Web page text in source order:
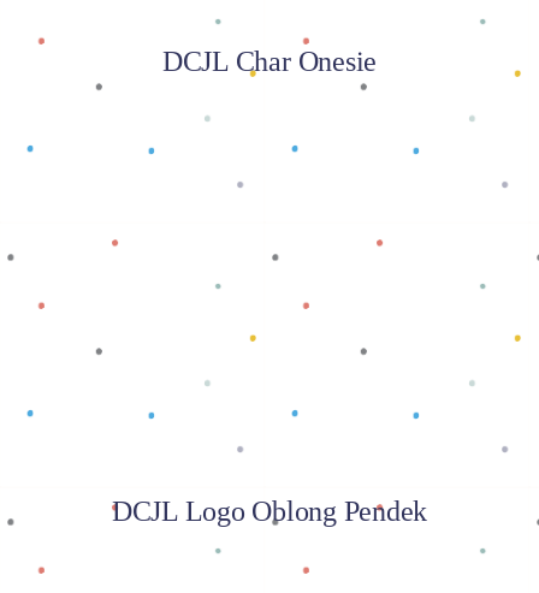
DCJL Char Onesie
Baca selengkapnya
DCJL Logo Oblong Pendek